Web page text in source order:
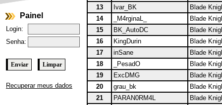
13
Ivar_BK
Blade
14
_M4rginaL_
Blade
15
BK_AutoDC
Blade
16
KingDurin
Blade
17
inSane
Blade
18
_PesadO
Blade
19
ExcDMG
Blade
20
grau_bk
Blade
21
PARAN0RM4L
Blade
Painel
Login:
Senha:
Recuperar meus dados